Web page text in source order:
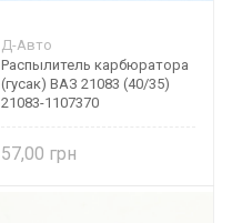
Д-Авто
Распылитель карбюратора
(гусак) ВАЗ 21083 (40/35)
21083-1107370
57,00